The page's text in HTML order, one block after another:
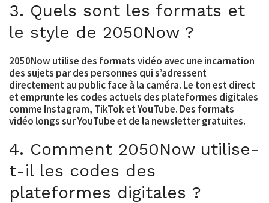
3. Quels sont les formats et
le style de 2050Now ?
2050Now utilise des formats vidéo avec une incarnation
des sujets par des personnes qui s’adressent
directement au public face à la caméra. Le ton est direct
et emprunte les codes actuels des plateformes digitales
comme Instagram, TikTok et YouTube. Des formats
vidéo longs sur YouTube et de la newsletter gratuites.
4. Comment 2050Now utilise-
t-il les codes des
plateformes digitales ?